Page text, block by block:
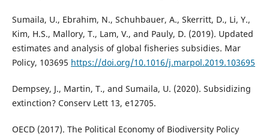
Sumaila, U., Ebrahim, N., Schuhbauer, A., Skerritt, D., Li, Y.,
Kim, H.S., Mallory, T., Lam, V., and Pauly, D. (2019). Updated
estimates and analysis of global fisheries subsidies. Mar
Policy, 103695 https://doi.org/10.1016/j.marpol.2019.103695
Dempsey, J., Martin, T., and Sumaila, U. (2020). Subsidizing
extinction? Conserv Lett 13, e12705.
OECD (2017). The Political Economy of Biodiversity Policy